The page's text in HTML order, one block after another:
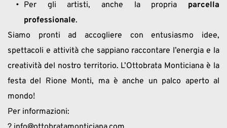
Per gli artisti, anche la propria parcella
professionale.
Siamo pronti ad accogliere con entusiasmo idee,
spettacoli e attività che sappiano raccontare l’energia e la
creatività del nostro territorio. L’Ottobrata Monticiana è la
festa del Rione Monti, ma è anche un palco aperto al
mondo!
Per informazioni: